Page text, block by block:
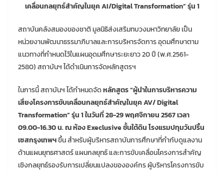
เคลื่อนกลยุทธ์สำคัญในยุค AI/Digital Transformation” รุ่น 1
สถาบันคลังสมองของชาติ มูลนิธิส่งเสริมทบวงมหาวิทยาลัย เป็น
หน่วยงานพัฒนาธรรมาภิบาลและการบริหารจัดการ อุดมศึกษาตาม
แนวทางที่กำหนดไว้ในแผนอุดมศึกษาระยะยาว 20 ปี (พ.ศ.2561-
2580) สถาบันฯ ได้ดำเนินการจัดหลักสูตรฯ
ในการนี้ สถาบันฯ ได้กำหนดจัดหลักสูตร “ผู้นำในการบริหารความ
เสี่ยงโครงการขับเคลื่อนกลยุทธ์สำคัญในยุค AV/ Digital
Transformation” รุ่น 1 ในวันที่ 28-29 พฤศจิกายน 2567 เวลา
09.00-16.30 น. ณ ห้อง Execlusive ชั้นใต้ดิน โรงแรมปทุมวันปริ้น
เซสกรุงเทพฯขึ้น สำหรับผู้บริหารสถาบันการศึกษาที่กำกับดูแลงาน
ด้านแผนยุทธศาสตร์ แผนกลยุทธ์ และการขับเคลื่อนโครงการสำคัญ
เชิงกลยุทธ์รองรับการเปลี่ยนแปลงขององค์กร ผู้บริหารโครงการขับ